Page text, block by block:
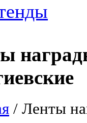
/ Ленты